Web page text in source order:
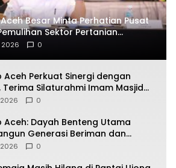
Besar Minta Perhatian Pusat
Sektor Pertanian
2026 0
Aceh Perkuat Sinergi dengan
Terima Silaturahmi Imam Masjid
0
Aceh: Dayah Benteng Utama
Generasi Beriman dan
0